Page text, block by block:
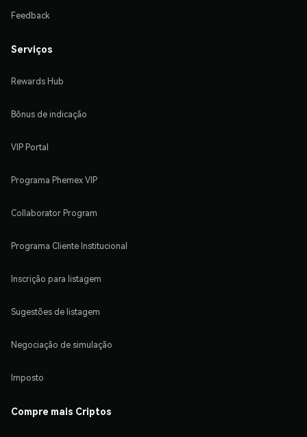
Feedback
Serviços
Rewards Hub
Bônus de indicação
VIP Portal
Programa Phemex VIP
Collaborator Program
Programa Cliente Institucional
Inscrição para listagem
Sugestões de listagem
Negociação de simulação
Imposto
Compre mais Criptos